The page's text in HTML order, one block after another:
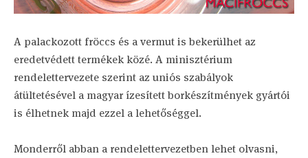
A palackozott fröccs és a vermut is bekerülhet az
eredetvédett termékek közé. A minisztérium
rendelettervezete szerint az uniós szabályok
átültetésével a magyar ízesített borkészítmények gyártói
is élhetnek majd ezzel a lehetőséggel.
Monderről abban a rendelettervezetben lehet olvasni,